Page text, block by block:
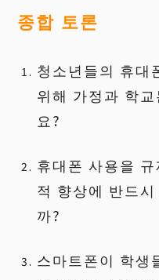
종합 토론
청소년들의 휴대
위해 가정과 학
요?
휴대폰 사용을
적 향상에 반드
까?
스마트폰이 학생